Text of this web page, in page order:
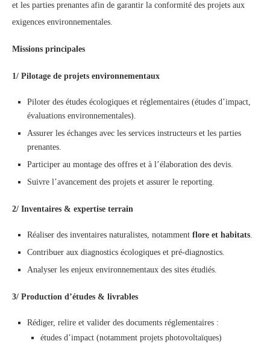
et les parties prenantes afin de garantir la conformité des projets aux
exigences environnementales.
Missions principales
1/ Pilotage de projets environnementaux
Piloter des études écologiques et réglementaires (études d’impact,
évaluations environnementales).
Assurer les échanges avec les services instructeurs et les parties
prenantes.
Participer au montage des offres et à l’élaboration des devis.
Suivre l’avancement des projets et assurer le reporting.
2/ Inventaires & expertise terrain
Réaliser des inventaires naturalistes, notamment flore et habitats.
Contribuer aux diagnostics écologiques et pré-diagnostics.
Analyser les enjeux environnementaux des sites étudiés.
3/ Production d’études & livrables
Rédiger, relire et valider des documents réglementaires :
études d’impact (notamment projets photovoltaïques)